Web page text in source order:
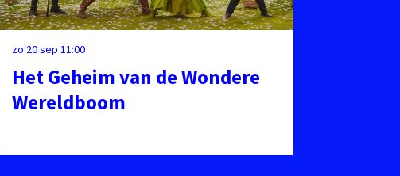
Het Geheim van de Wondere
Wereldboom
zo 20 sep 11:00